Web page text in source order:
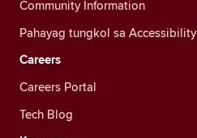
Community Information
Pahayag tungkol sa Accessibility
Careers
Careers Portal
Tech Blog